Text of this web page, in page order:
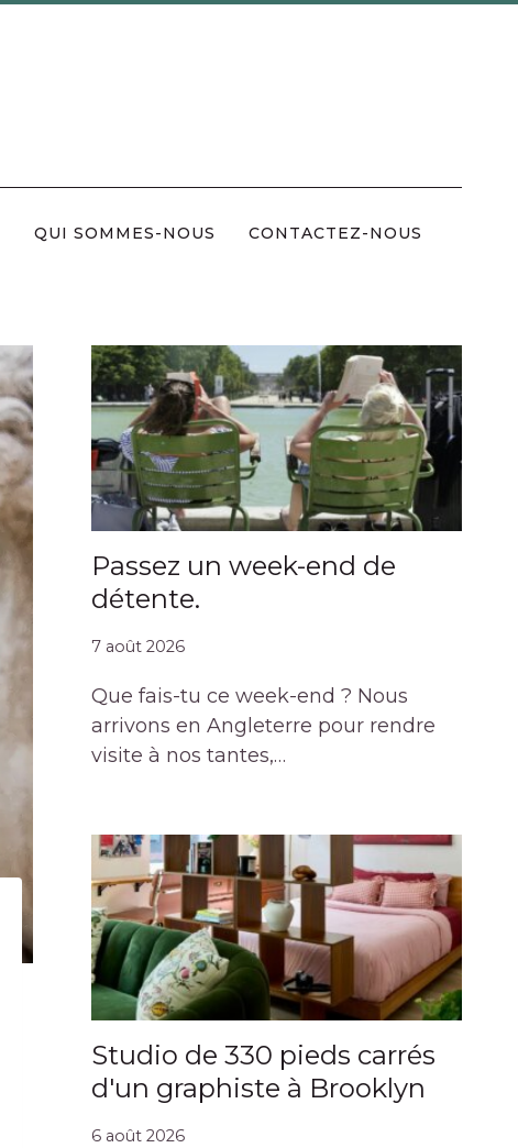
QUI SOMMES-NOUS CONTACTEZ-NOUS
Passez un week-end de
détente.
7 août 2026
Que fais-tu ce week-end ? Nous
arrivons en Angleterre pour rendre
visite à nos tantes,…
Studio de 330 pieds carrés
d'un graphiste à Brooklyn
6 août 2026